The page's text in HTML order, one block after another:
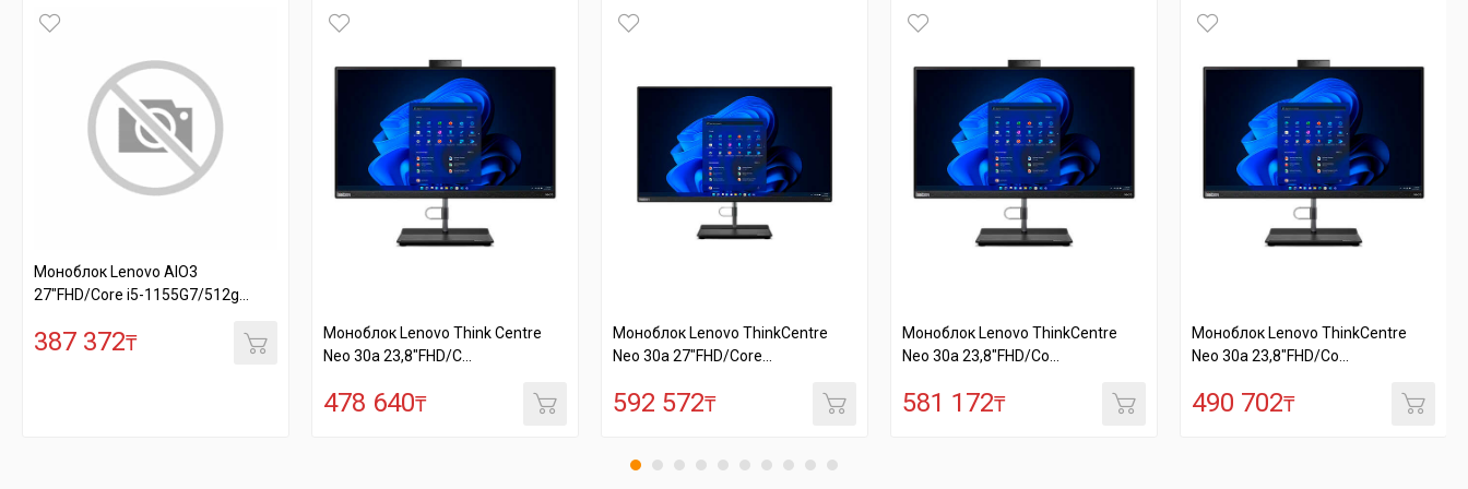
Моноблок Lenovo AIO3
27"FHD/Core i5-1155G7/512g...
387 372₸
Моноблок Lenovo Think Centre
Neo 30a 23,8"FHD/C...
478 640₸
Моноблок Lenovo ThinkCentre
Neo 30a 27"FHD/Core...
592 572₸
Моноблок Lenovo ThinkCentre
Neo 30a 23,8"FHD/Co...
581 172₸
Моноблок Lenovo ThinkCentre
Neo 30a 23,8"FHD/Co...
490 702₸